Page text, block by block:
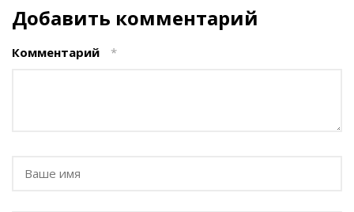
Добавить комментарий
Комментарий *